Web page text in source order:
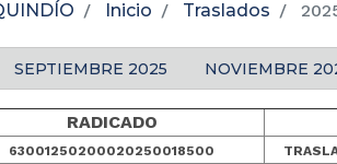
Inicio Traslados
SEPTIEMBRE 2025 NOVIEMBRE
RADICADO
63001250200020250018500